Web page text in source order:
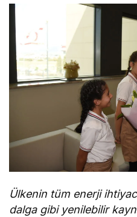
Ülkenin tüm enerji
dalga gibi yenilebilir